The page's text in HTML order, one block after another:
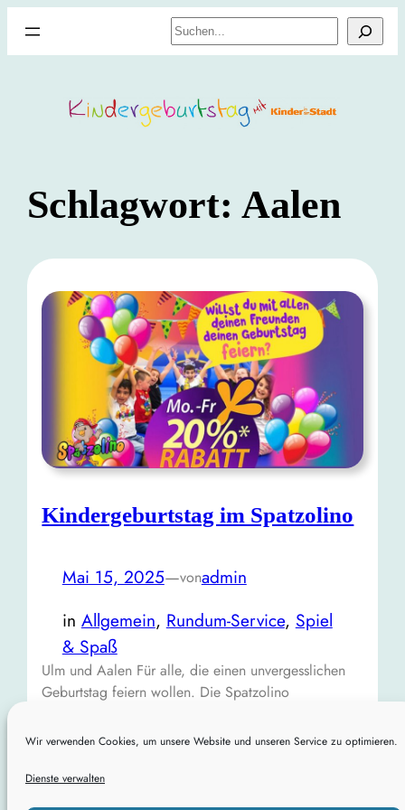
Wir verwenden Cookies, um unsere Website und unseren Service zu optimieren.
Dienste verwalten
Suchen
Schlagwort:Aalen
Kindergeburtstag im Spatzolino
Mai 15, 2025—vonadmin
in Allgemein, Rundum-Service, Spiel
& Spaß
Ulm und Aalen Für alle, die einen unvergesslichen
Geburtstag feiern wollen. Die Spatzolino
„Party“ bieten für jeden den passenden Rahmen für